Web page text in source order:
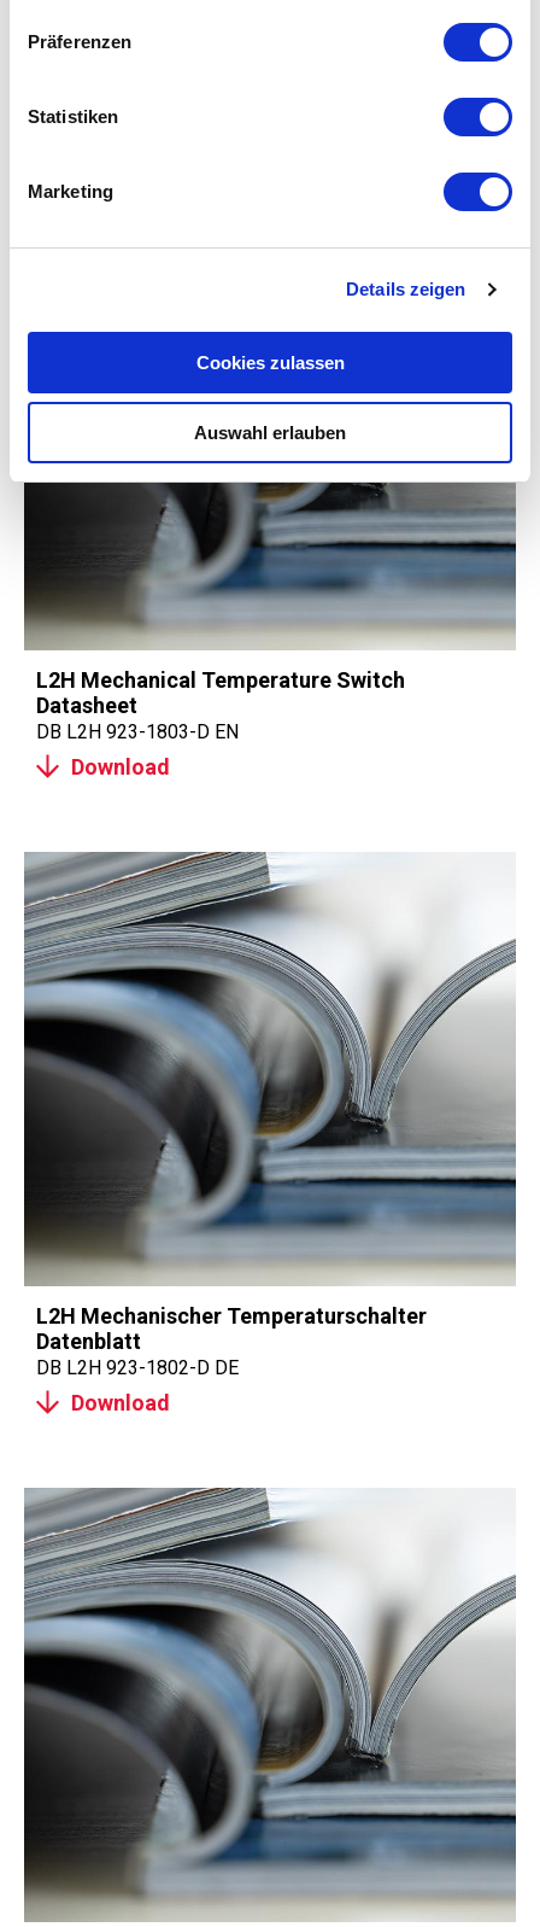
Präferenzen
Statistiken
Marketing
Details zeigen
Cookies zulassen
Auswahl erlauben
MT1H Mechanischer Temperaturschalter
Download
L2H Mechanical Temperature Switch
Datasheet
DB L2H 923-1803-D EN
Download
L2H Mechanischer Temperaturschalter
Datenblatt
DB L2H 923-1802-D DE
Download